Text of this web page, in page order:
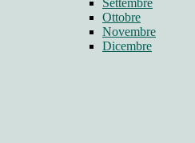
Settembre
Ottobre
Novembre
Dicembre